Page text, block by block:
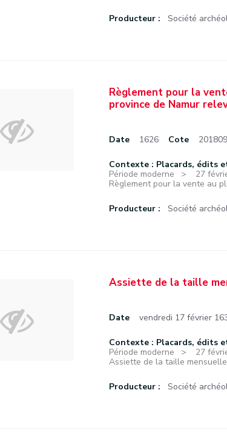
Producteur : Société
Règlement pour la
province de Namur
Date 1626 Cote
Contexte : Placards, édits
Période moderne
27
Règlement pour la vente au
Producteur : Société
Assiette de la taille
Date vendredi 17 février
Contexte : Placards, édits
Période moderne
27
Assiette de la taille
Producteur : Société